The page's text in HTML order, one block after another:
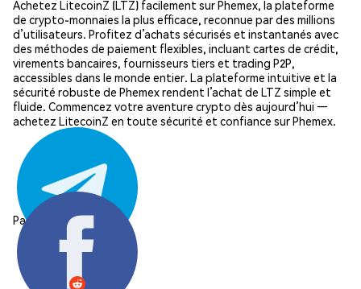
Achetez LitecoinZ (LTZ) facilement sur Phemex, la plateforme
de crypto-monnaies la plus efficace, reconnue par des millions
d’utilisateurs. Profitez d’achats sécurisés et instantanés avec
des méthodes de paiement flexibles, incluant cartes de crédit,
virements bancaires, fournisseurs tiers et trading P2P,
accessibles dans le monde entier. La plateforme intuitive et la
sécurité robuste de Phemex rendent l’achat de LTZ simple et
fluide. Commencez votre aventure crypto dès aujourd’hui —
achetez LitecoinZ en toute sécurité et confiance sur Phemex.
Partager: